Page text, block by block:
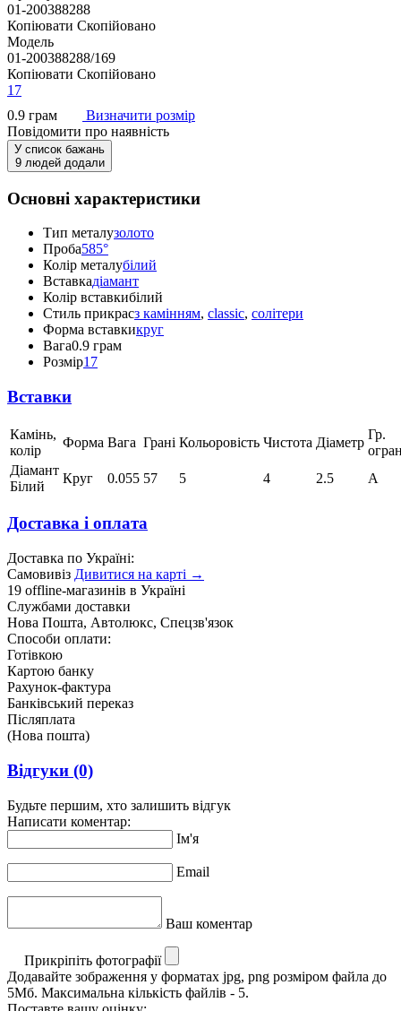
01-200388288
Копіювати Скопійовано
Модель
01-200388288/169
Копіювати Скопійовано
17
0.9 грам
Визначити розмір
Повідомити про наявність
У список бажань
9 людей додали
Основні характеристики
Тип металузолото
Проба585°
Колір металубілий
Вставкадіамант
Колір вставкибілий
Стиль прикрасз камінням, classic, солітери
Форма вставкикруг
Вага0.9 грам
Розмір17
Вставки
Камінь,
колір
Форма Вага Грані Кольоровість Чистота Діаметр
Гр.
Діамант
Білий
Круг 0.055 57 5 4 2.5 А
Доставка і оплата
Доставка по Україні:
Самовивіз Дивитися на карті →
19 offline-магазинів в Україні
Службами доставки
Нова Пошта, Автолюкс, Спецзв'язок
Способи оплати:
Готівкою
Картою банку
Рахунок-фактура
Банківський переказ
Післяплата
(Нова пошта)
Відгуки (0)
Будьте першим, хто залишить відгук
Написати коментар:
Ім'я
Email
Ваш коментар
Прикріпіть фотографії
Додавайте зображення у форматах jpg, png розміром файла до
5Мб. Максимальна кількість файлів - 5.